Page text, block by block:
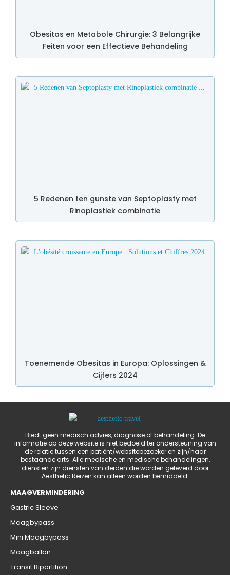
Obesitas en Metabole Chirurgie: 3 Belangrijke
Feiten voor een Effectieve Behandeling
5 Redenen ten gunste van Septoplasty met
Rinoplastiek combinatie
Toenemende Obesitas in Europa: Oplossingen &
Cijfers 2024
Biedt geen medisch advies, diagnose of behandeling. De
informatie op deze website is niet bedoeld ter ondersteuning van
de relatie tussen een patiënt/websitebezoeker en zijn/haar
bestaande arts. Alle medische en medische behandelingen,
diensten zijn diensten van derden die worden geleverd door
Aesthetic Reizen kan alleen worden bemiddeld.
MAAGVERMINDERING
Gastric Sleeve
Maagbypass
Mini Maagbypass
Maagballon
Transit Bipartition